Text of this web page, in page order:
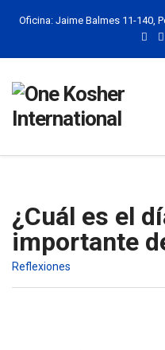
Oficina: Jaime Balmes 11-140,
¿Cuál es el
importante
Reflexiones